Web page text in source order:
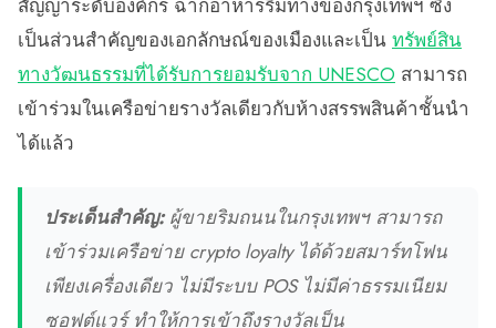
เป็นส่วนสำคัญของเอกลักษณ์ของเมืองและเป็น ทรัพย์สิน
ทางวัฒนธรรมที่ได้รับการยอมรับจาก UNESCO สามารถ
เข้าร่วมในเครือข่ายรางวัลเดียวกับห้างสรรพสินค้าชั้นนำ
ได้แล้ว
ประเด็นสำคัญ:ผู้ขายริมถนนในกรุงเทพฯ สามารถ
เข้าร่วมเครือข่าย crypto loyalty ได้ด้วยสมาร์ทโฟน
เพียงเครื่องเดียว ไม่มีระบบ POS ไม่มีค่าธรรมเนียม
ซอฟต์แวร์ ทำให้การเข้าถึงรางวัลเป็น